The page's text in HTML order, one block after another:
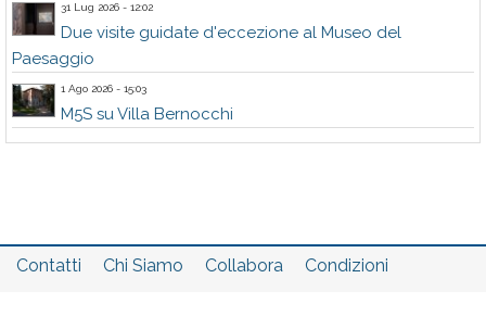
31 Lug 2026 - 12:02
Due visite guidate d'eccezione al Museo del
Paesaggio
1 Ago 2026 - 15:03
M5S su Villa Bernocchi
Contatti Chi Siamo Collabora
Condizioni